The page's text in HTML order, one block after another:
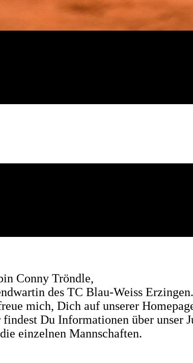
Conny Tröndle,
des TC Blau-Weiss Erzingen.
mich, Dich auf unserer
Du Informationen über unser
einzelnen Mannschaften.